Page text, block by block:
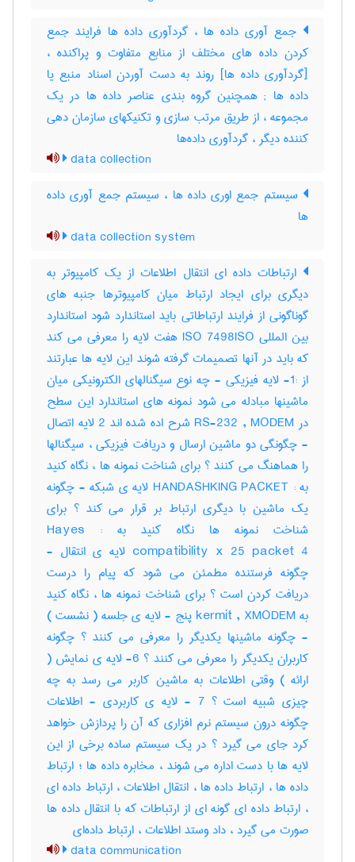
جمع آوری داده ها ، گردآوری داده ها فرایند جمع
کردن داده های مختلف از منابع متفاوت و پراکنده ،
[گردآوری داده ها] روند به دست آوردن اسناد منبع یا
داده ها‎ ; همچنین گروه بندی عناصر داده ها در یک
مجموعه ، از طریق مرتب سازی و تکنیکهای سازمان دهی
کننده دیگر ، گردآوری داده‌ها
data collection
سیستم جمع اوری داده ها ، سیستم جمع آوری داده
ها
data collection system
ارتباطات داده ای انتقال اطلاعات از یک کامپیوتر به
دیگری برای ایجاد ارتباط میان کامپیوترها جنبه های
گوناگونی از فرایند ارتباطاتی باید استاندارد شود استاندارد
بین المللی ISO 7498ISO هفت لایه را معرفی می کند
که باید در آنها تصمیمات گرفته شوند این لایه ها عبارتند
از :1- لایه فیزیکی - چه نوع سیگنالهای الکترونیکی میان
ماشینها مبادله می شود نمونه های استاندارد این سطح
در RS-232 , MODEM شرح اده شده اند 2 لایه اتصال
- چگونگی دو ماشین ارسال و دریافت فیزیکی ، سیگنالها
را هماهنگ می کنند ؟ برای شناخت نمونه ها ، نگاه کنید
به : HANDASHKING PACKET لایه ی شبکه - چگونه
یک ماشین با دیگری ارتباط بر قرار می کند ؟ برای
شناخت نمونه ها نگاه کنید به : Hayes
compatibility x 25 packet 4 لایه ی انتقال -
چگونه فرستنده مطمئن می شود که پیام را درست
دریافت کردن است ؟ برای شناخت نمونه ها ، نگاه کنید
به kermit , XMODEM پنج - لایه ی جلسه ( نشست )
- چگونه ماشینها یکدیگر را معرفی می کنند ؟ چگونه
کاربران یکدیگر را معرفی می کنند ؟ 6- لایه ی نمایش (
ارائه ) وقتی اطلاعات به ماشین کاربر می رسد به چه
چیزی شبیه است ؟ 7 - لایه ی کاربردی - اطلاعات
چگونه درون سیستم نرم افزاری که آن را پردازش خواهد
کرد جای می گیرد ؟ در یک سیستم ساده برخی از این
لایه ها با دست اداره می شوند ، مخابره داده ها ؛ ارتباط
داده ها ، ارتباط داده ها ، انتقال اطلاعات ، ارتباط داده ای
، ارتباط داده ای گونه ای از ارتباطات که با انتقال داده ها
صورت می گیرد ، داد وستد اطلاعات ، ارتباط داده‌ای
data communication